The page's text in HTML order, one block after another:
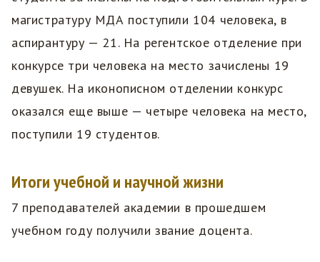
магистратуру МДА поступили 104 человека, в
аспирантуру — 21. На регентское отделение при
конкурсе три человека на место зачислены 19
девушек. На иконописном отделении конкурс
оказался еще выше — четыре человека на место,
поступили 19 студентов.
Итоги учебной и научной жизни
7 преподавателей академии в прошедшем
учебном году получили звание доцента.